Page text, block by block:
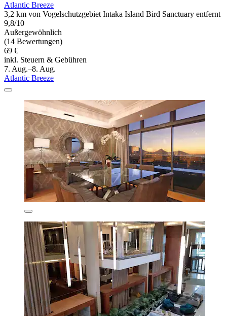
Atlantic Breeze
3,2 km von Vogelschutzgebiet Intaka Island Bird Sanctuary entfernt
9,8/10
Außergewöhnlich
(14 Bewertungen)
69 €
inkl. Steuern & Gebühren
7. Aug.–8. Aug.
Atlantic Breeze